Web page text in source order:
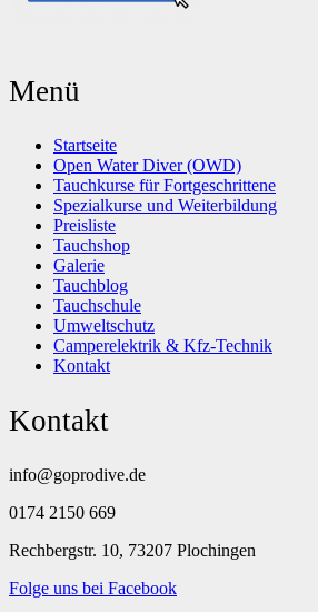
Menü
Startseite
Open Water Diver (OWD)
Tauchkurse für Fortgeschrittene
Spezialkurse und Weiterbildung
Preisliste
Tauchshop
Galerie
Tauchblog
Tauchschule
Umweltschutz
Camperelektrik & Kfz-Technik
Kontakt
Kontakt
info@goprodive.de
0174 2150 669
Rechbergstr. 10, 73207 Plochingen
Folge uns bei Facebook